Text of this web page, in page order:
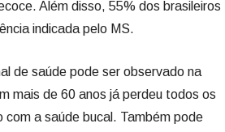
Além disso, 55% dos brasileiros
indicada pelo MS.
de saúde pode ser observado na
mais de 60 anos já perdeu todos os
a saúde bucal. Também pode